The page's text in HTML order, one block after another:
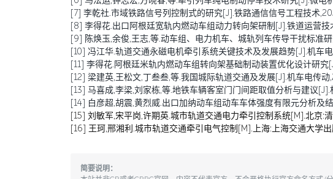
[7] 李乾社.市域铁路信号列控制式的研究[J].铁路通信信号工程技术
[8] 李得花.出口阿根廷宽轨内燃动车组动力转向架研制[J].铁道运营技
[9] 陈焕玉,余俊,王志,等.动车组、电力机车、城轨列车传导干扰标准
[10] 冯江华.轨道交通永磁电机牵引系统关键技术及发展趋势[J].机车
[11] 李得花.阿根廷米轨内燃动车组转向架基础制动装置优化设计研究
[12] 梁建英,王松文,丁叁叁,等.我国城际轨道交通及发展[J].机车电传
[13] 马喜成,李梁,刘家栋,等.地铁车辆客室门门间距取值分析与建议
[14] 白彦超,胡震,黄烈威.出口加纳动车组动车车体强度有限元分析及
[15] 刘敏军,宋平岗,许期英.城市轨道交通电力牵引控制系统[M].北京:
[16] 王珂,邢湘利.城市轨道交通牵引电气控制[M].上海:上海交通大学
简要说明：